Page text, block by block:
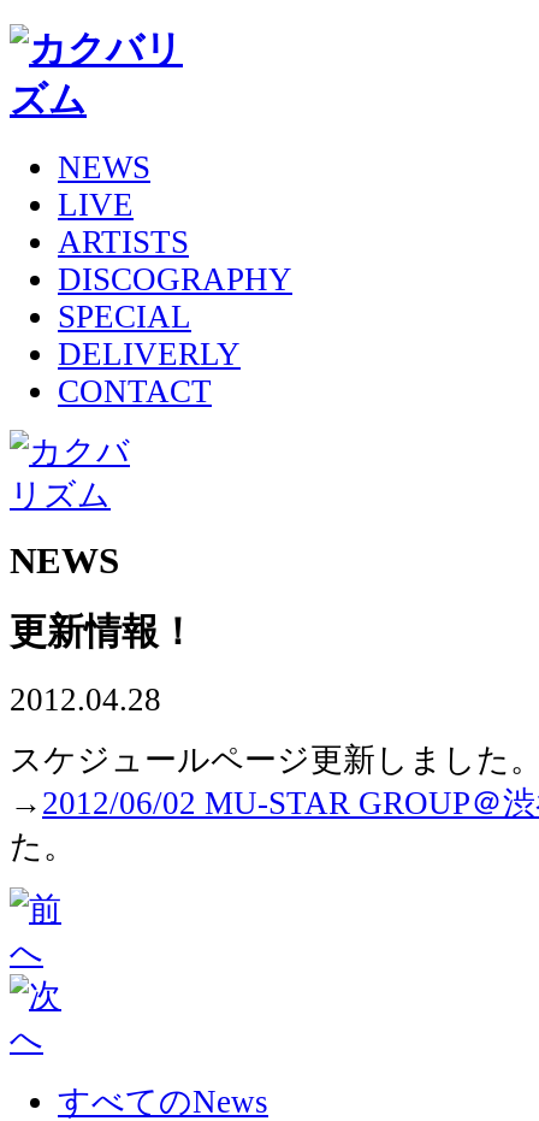
NEWS
LIVE
ARTISTS
DISCOGRAPHY
SPECIAL
DELIVERLY
CONTACT
NEWS
更新情報！
2012.04.28
スケジュールページ更新しました
→ 2012/06/02 MU-STAR GROUP＠
た。
すべてのNews